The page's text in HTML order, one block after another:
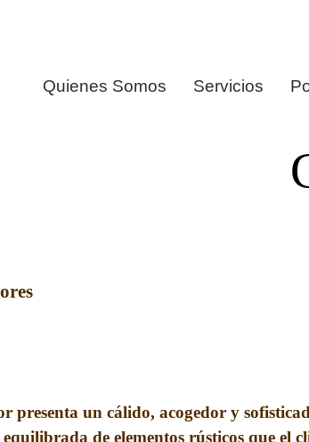
Quienes Somos Servicios
presenta un cálido, acogedor y
de elementos rústicos que el